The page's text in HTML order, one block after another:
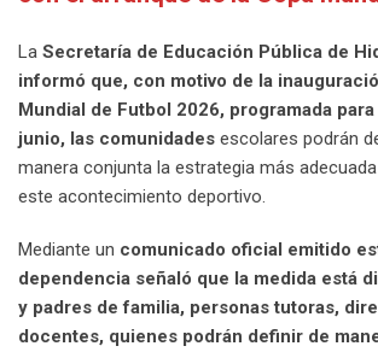
La Secretaría de Educación Pública de
informó que, con motivo de la
Mundial de Futbol 2026, programada
junio, las comunidades escolares podrán
manera conjunta la estrategia más
este acontecimiento deportivo.
Mediante un comunicado oficial emitido
dependencia señaló que la medida está
y padres de familia, personas tutoras,
docentes, quienes podrán definir de